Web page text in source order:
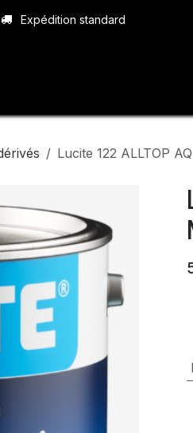
Expédition standard
Lucite 122 ALLTOP